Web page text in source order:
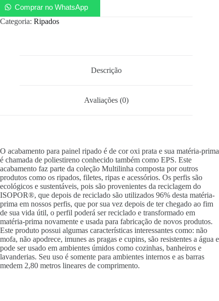
Comprar no WhatsApp
Categoria: Ripados
Descrição
Avaliações (0)
O acabamento para painel ripado é de cor oxi prata e sua matéria-prima
é chamada de poliestireno conhecido também como EPS. Este
acabamento faz parte da coleção Multilinha composta por outros
produtos como os ripados, filetes, ripas e acessórios. Os perfis são
ecológicos e sustentáveis, pois são provenientes da reciclagem do
ISOPOR®, que depois de reciclado são utilizados 96% desta matéria-
prima em nossos perfis, que por sua vez depois de ter chegado ao fim
de sua vida útil, o perfil poderá ser reciclado e transformado em
matéria-prima novamente e usada para fabricação de novos produtos.
Este produto possui algumas características interessantes como: não
mofa, não apodrece, imunes as pragas e cupins, são resistentes a água e
pode ser usado em ambientes úmidos como cozinhas, banheiros e
lavanderias. Seu uso é somente para ambientes internos e as barras
medem 2,80 metros lineares de comprimento.